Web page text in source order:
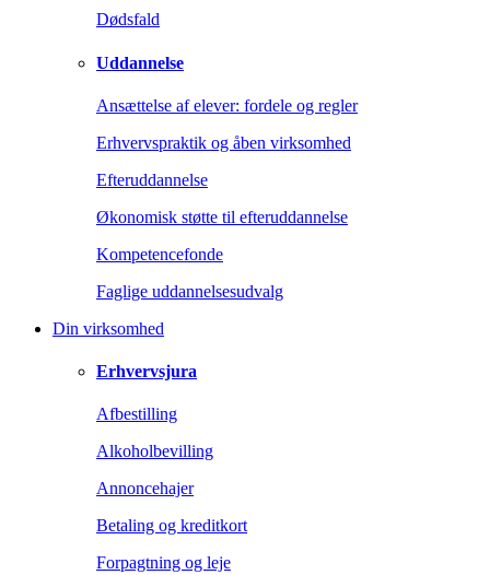
Dødsfald
Uddannelse
Ansættelse af elever: fordele og regler
Erhvervspraktik og åben virksomhed
Efteruddannelse
Økonomisk støtte til efteruddannelse
Kompetencefonde
Faglige uddannelsesudvalg
Din virksomhed
Erhvervsjura
Afbestilling
Alkoholbevilling
Annoncehajer
Betaling og kreditkort
Forpagtning og leje